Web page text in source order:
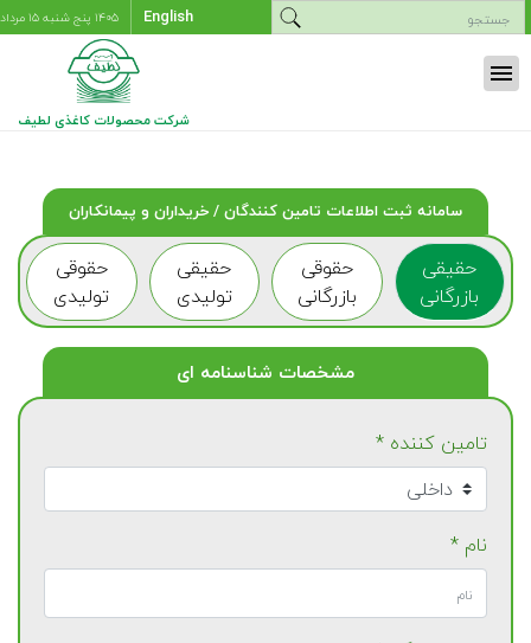
English ۱۴۰۵ پنج شنبه ۱۵ مرداد
menu
شرکت محصولات کاغذی لطیف
سامانه ثبت اطلاعات تامین کنندگان / خریداران و پیمانکاران
حقیقی
بازرگانی
حقوقی
بازرگانی
حقیقی
تولیدی
حقوقی
تولیدی
مشخصات شناسنامه ای
تامین کننده *
نام *